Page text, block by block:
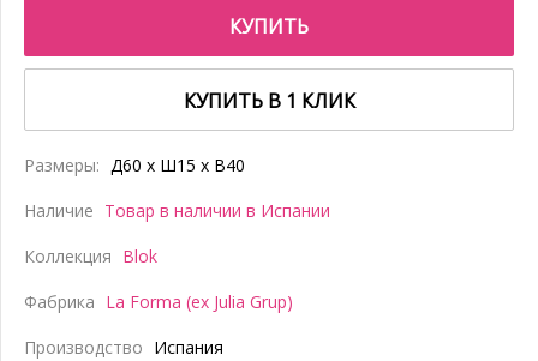
КУПИТЬ
КУПИТЬ В 1 КЛИК
Размеры: Д60 x Ш15 x В40
Наличие Товар в наличии в Испании
Коллекция Blok
Фабрика La Forma (ex Julia Grup)
Производство Испания